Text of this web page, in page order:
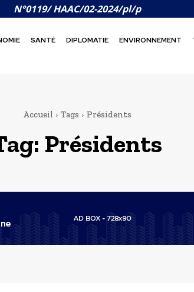
N°0119/ HAAC/02-2024/pl/p
SANTÉ DIPLOMATIE ENVIRONNEMENT
Accueil Tags Présidents
Présidents